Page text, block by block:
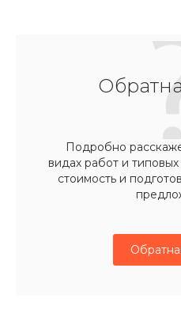
Подробно
видах работ и
стоимость и